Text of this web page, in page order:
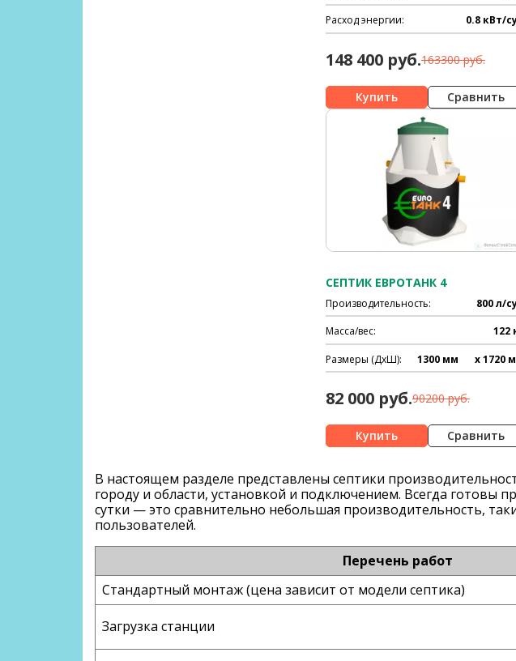
Расход энергии: 0.8 кВт/
148 400 руб.163300 руб.
Сравнить
СЕПТИК ЕВРОТАНК 4
Производительность: 800 л/
Масса/вес: 122
Размеры (ДхШ): 1300 мм x 1720
82 000 руб.90200 руб.
Сравнить
В настоящем разделе представлены септики
городу и области, установкой и подключением. Всегда готовы
сутки — это сравнительно небольшая производительность,
пользователей.
Перечень работ
Стандартный монтаж (цена зависит от модели септика)
Загрузка станции